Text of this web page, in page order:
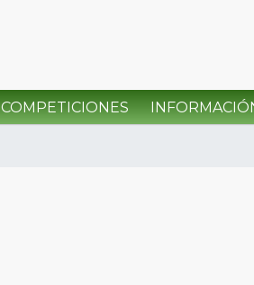
COMPETICIONES